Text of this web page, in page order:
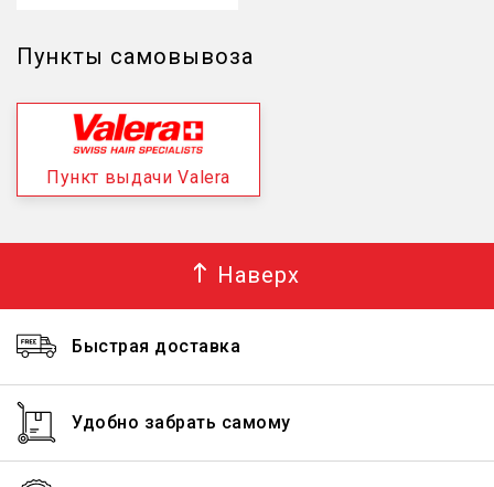
Пункты самовывоза
Пункт выдачи Valera
Наверх
Быстрая доставка
Удобно забрать самому